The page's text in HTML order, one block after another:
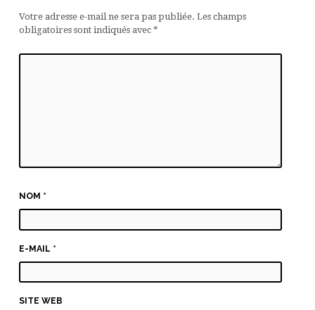
Votre adresse e-mail ne sera pas publiée. Les champs
obligatoires sont indiqués avec *
NOM *
E-MAIL *
SITE WEB